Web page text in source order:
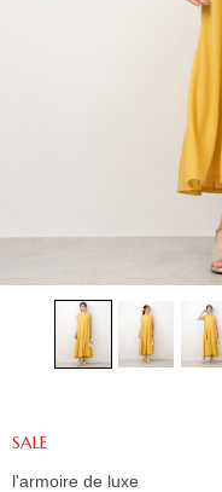
SALE
l'armoire de luxe